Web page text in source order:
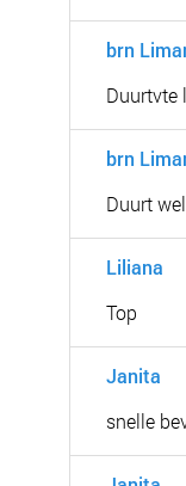
brn
Duurtvte
brn
Duurt
Liliana
Top
Janita
snelle